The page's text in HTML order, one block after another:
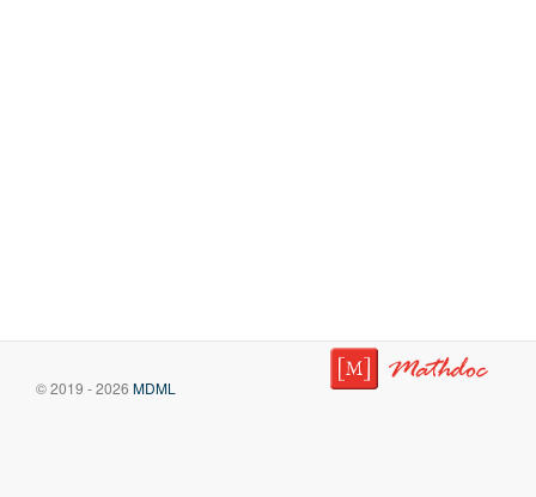
© 2019 - 2026 MDML